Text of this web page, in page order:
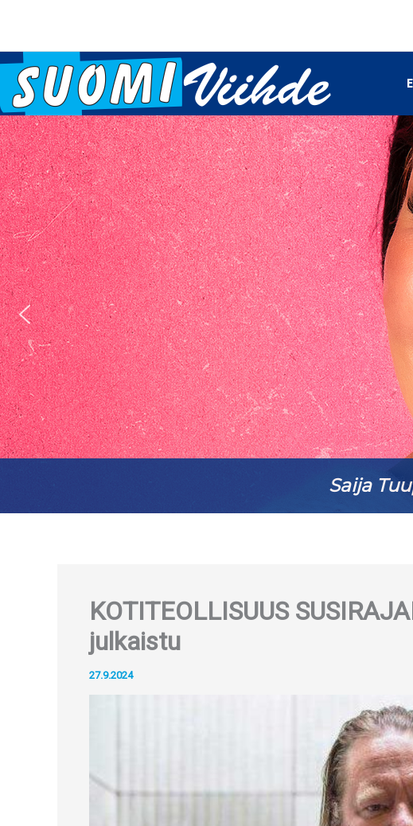
Saija
KOTITEOLLISUUS
julkaistu
27.9.2024